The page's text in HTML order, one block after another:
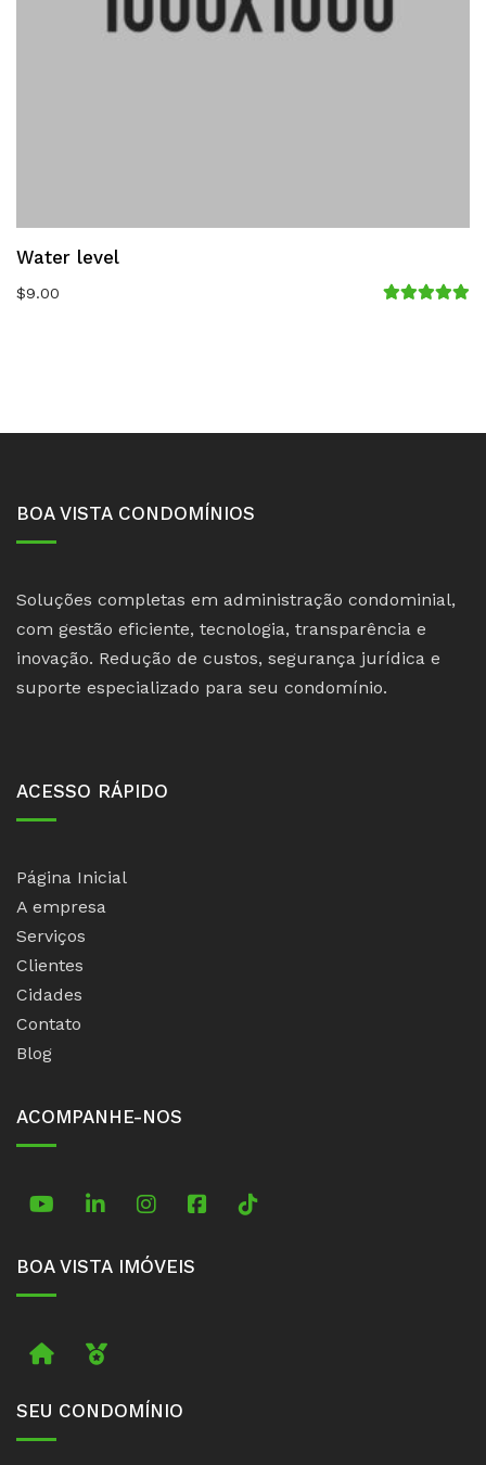
Water level
$9.00
BOA VISTA CONDOMÍNIOS
Soluções completas em administração condominial,
com gestão eficiente, tecnologia, transparência e
inovação. Redução de custos, segurança jurídica e
suporte especializado para seu condomínio.
ACESSO RÁPIDO
Página Inicial
A empresa
Serviços
Clientes
Cidades
Contato
Blog
ACOMPANHE-NOS
TikTok
BOA VISTA IMÓVEIS
ImobiliáriaBoa Vista Prime
SEU CONDOMÍNIO